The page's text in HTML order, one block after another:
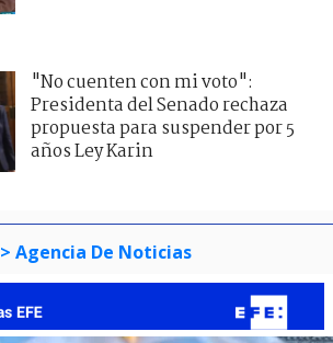
"No cuenten con mi voto":
Presidenta del Senado rechaza
propuesta para suspender por 5
años Ley Karin
> Agencia De Noticias